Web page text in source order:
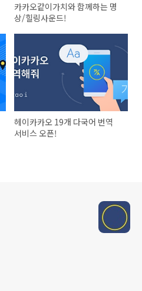
카카오같이가치와 함께하는 명
상/힐링사운드!
헤이카카오 19개 다국어 번역
서비스 오픈!